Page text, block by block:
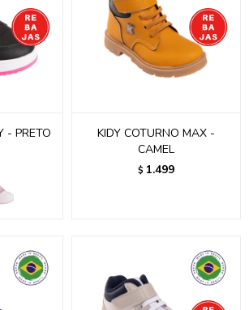
- PRETO
KIDY COTURNO MAX -
CAMEL
$ 1.499